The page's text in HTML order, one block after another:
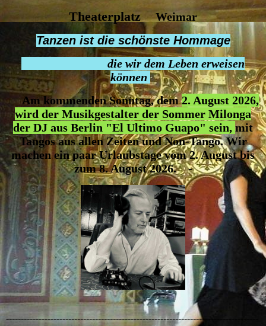
TheaterplatzWeimar
Tanzen ist die schönste Hommage
die wir dem Leben erweisen
können
Am kommenden Sonntag, dem2. August 2026,
wird der Musikgestalter der Sommer Milonga
der DJ aus Berlin "El Ultimo Guapo" sein, mit
Tangos aus allen Zeiten und Non-Tango. Wir
machen ein paar Urlaubstage vom 2. August bis
zum 8. August 2026. -
-------------------------------------------------------------------------------------